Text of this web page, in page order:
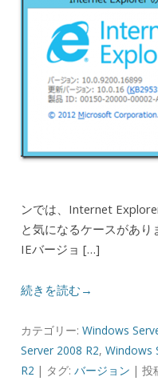
ンでは、Internet
と気になるケースがあ
IEバージョ […]
続きを読む→
カテゴリー: Windows
Server 2008 R2, Windows
R2 | タグ: バージョン | 投